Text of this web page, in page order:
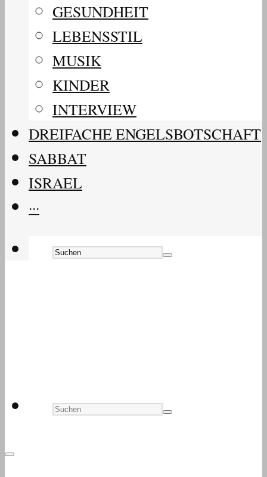
GESUNDHEIT
LEBENSSTIL
MUSIK
KINDER
INTERVIEW
DREIFACHE ENGELSBOTSCHAFT
SABBAT
ISRAEL
···